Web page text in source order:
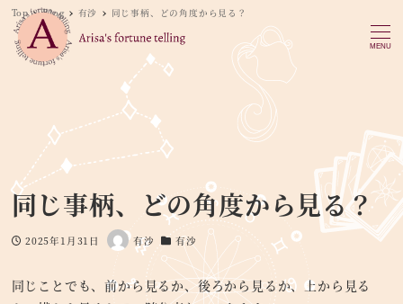
MENU
Top Blog 有沙 同じ事柄、どの角度から見る？
同じ事柄、どの角度から見る？
投稿日
2025年1月31日
著
有沙
カテゴリー
有沙
同じことでも、前から見るか、後ろから見るか、上から見る